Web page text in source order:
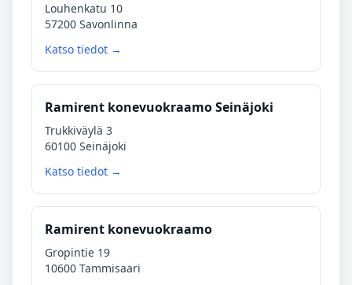
Louhenkatu 10
57200 Savonlinna
Katso tiedot →
Ramirent konevuokraamo Seinäjoki
Trukkiväylä 3
60100 Seinäjoki
Katso tiedot →
Ramirent konevuokraamo
Gropintie 19
10600 Tammisaari